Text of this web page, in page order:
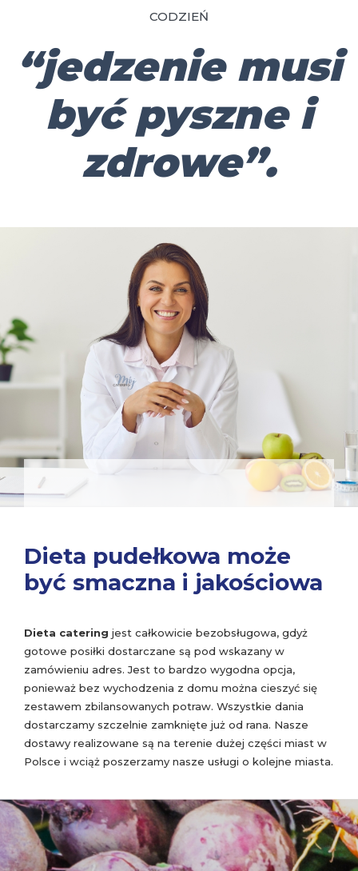
CODZIEŃ
“jedzenie musi
być pyszne i
zdrowe”.
Dieta pudełkowa może
być smaczna i jakościowa
Dieta catering jest całkowicie bezobsługowa, gdyż
gotowe posiłki dostarczane są pod wskazany w
zamówieniu adres. Jest to bardzo wygodna opcja,
ponieważ bez wychodzenia z domu można cieszyć się
zestawem zbilansowanych potraw. Wszystkie dania
dostarczamy szczelnie zamknięte już od rana. Nasze
dostawy realizowane są na terenie dużej części miast w
Polsce i wciąż poszerzamy nasze usługi o kolejne miasta.